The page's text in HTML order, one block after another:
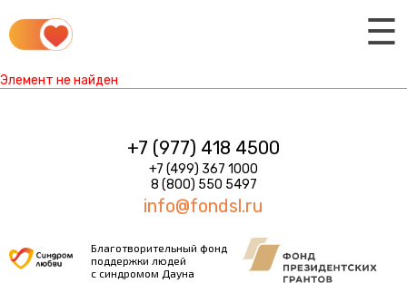
☰
Элемент не найден
Благотворительный фонд
поддержки людей
с синдромом Дауна
+7 (977) 418 4500
+7 (499) 367 1000
8 (800) 550 5497
info@fondsl.ru